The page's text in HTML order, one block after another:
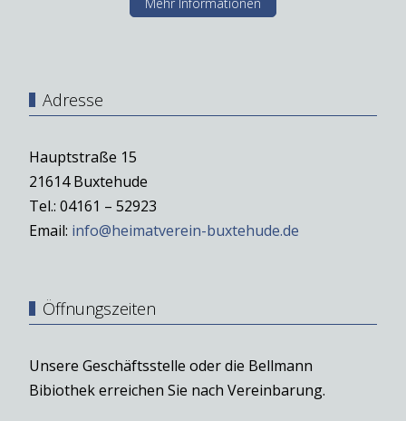
Adresse
Hauptstraße 15
21614 Buxtehude
Tel.: 04161 – 52923
Email: info@heimatverein-buxtehude.de
Öffnungszeiten
Unsere Geschäftsstelle oder die Bellmann
Bibiothek erreichen Sie nach Vereinbarung.